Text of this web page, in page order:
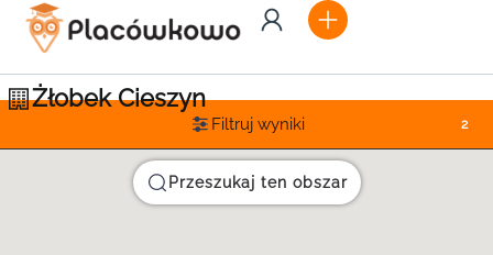
Żłobek Cieszyn
Filtruj wyniki 2
Przeszukaj ten obszar